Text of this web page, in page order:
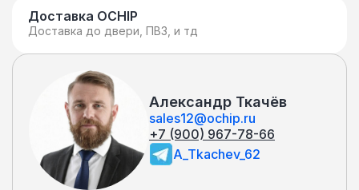
Доставка OCHIP
Доставка до двери, ПВЗ, и тд
Александр Ткачёв
sales12@ochip.ru
+7 (900) 967-78-66
A_Tkachev_62